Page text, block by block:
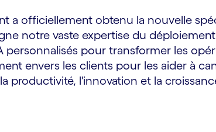
a officiellement obtenu la nouvelle
notre vaste expertise du
personnalisés pour transformer les
envers les clients pour les aider à
productivité, l'innovation et la